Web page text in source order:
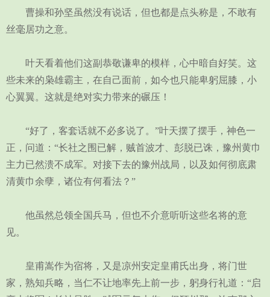
曹操和孙坚虽然没有说话，但也都是点头称是，不敢有
丝毫居功之意。
叶天看着他们这副恭敬谦卑的模样，心中暗自好笑。这
些未来的枭雄霸主，在自己面前，如今也只能卑躬屈膝，小
心翼翼。这就是绝对实力带来的碾压！
“好了，客套话就不必多说了。”叶天摆了摆手，神色一
正，问道：“长社之围已解，贼首波才、彭脱已诛，豫州黄巾
主力已然溃不成军。对接下去的豫州战局，以及如何彻底肃
清黄巾余孽，诸位有何看法？”
他虽然总领全国兵马，但也不介意听听这些名将的意
见。
皇甫嵩作为宿将，又是凉州安定皇甫氏出身，将门世
家，熟知兵略，当仁不让地率先上前一步，躬身行礼道：“启